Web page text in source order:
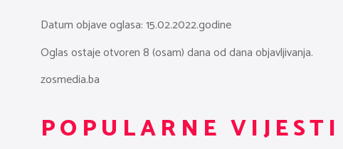
Datum objave oglasa: 15.02.2022.godine
Oglas ostaje otvoren 8 (osam) dana od dana objavljivanja.
zosmedia.ba
POPULARNE VIJESTI